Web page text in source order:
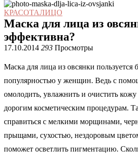
КРАСОТАЛИЦО
Маска для лица из
эффективна?
17.10.2014 293 Просмотры
Маска для лица из овсянки пользуется
популярностью у женщин. Ведь с
омолодить, увлажнить и очистить
дорогим косметическим процедурам.
справиться с мелкими морщинами,
прыщами, сухостью, нездоровым
поможет осветлить пигментацию.